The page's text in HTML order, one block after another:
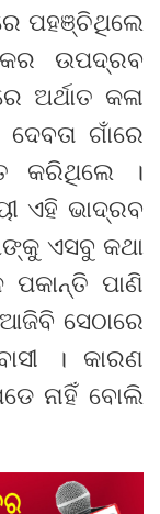
ପହଞ୍ଚିଥିଲେ
ଉପଦ୍ରବ
ଅର୍ଥାତ କଳା
ଗାଁରେ
କରିଥିଲେ ।
ଏହି ଭାଦ୍ରବ
ଏସବୁ କଥା
ପକାନ୍ତି ପାଣି
ସେଠାରେ
। କାରଣ
ନାହିଁ ବୋଲି